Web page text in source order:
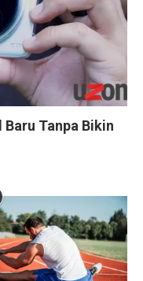
Tanpa Bikin